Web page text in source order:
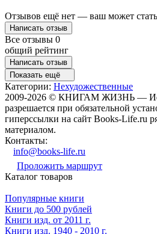
Отзывов ещё нет — ваш может
Написать отзыв
Все отзывы 0
общий рейтинг
Написать отзыв
Показать ещё
Категории: Нехудожественные
2009-2026 © КНИГАМ ЖИЗНЬ —
разрешается при обязательной
гиперссылки на сайт Books-Life.ru
материалом.
Контакты:
info@books-life.ru
Проложить маршрут
Каталог товаров
Популярные книги
Книги до 500 рублей
Книги изд. от 2011 г.
Книги изд. 1940 - 2010 г.